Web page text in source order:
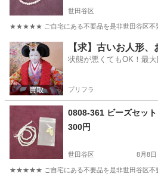
世田谷区
★★★★★ ご自宅にある不要品を是非世田谷区不要
東京 世田谷区 アクセサリー スポッ
【求】古いお人形
状態が悪くてもOK！最
プリフラ
0808-361 ビーズセット
300円
世田谷区 8月8日
★★★★★ ご自宅にある不要品を是非世田谷区不要